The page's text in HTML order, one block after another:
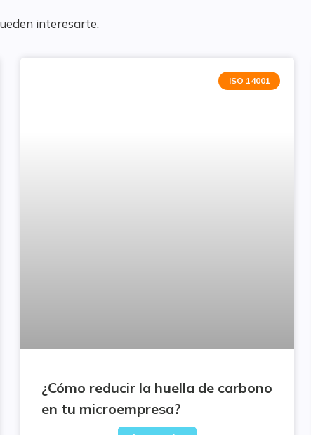
interesarte.
ISO 14001
¿Cómo reducir la huella de carbono
en tu microempresa?